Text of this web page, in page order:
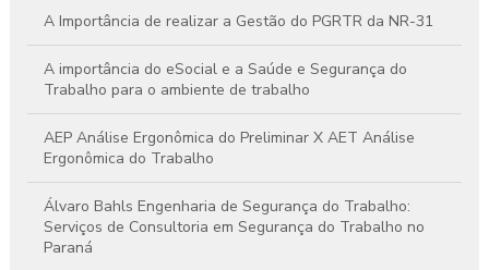
A Importância de realizar a Gestão do PGRTR da NR-31
A importância do eSocial e a Saúde e Segurança do
Trabalho para o ambiente de trabalho
AEP Análise Ergonômica do Preliminar X AET Análise
Ergonômica do Trabalho
Álvaro Bahls Engenharia de Segurança do Trabalho:
Serviços de Consultoria em Segurança do Trabalho no
Paraná